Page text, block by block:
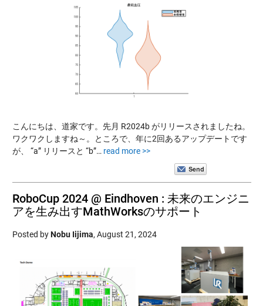
こんにちは、道家です。先月 R2024b がリリースされましたね。
ワクワクしますね～。ところで、年に2回あるアップデートです
が、 “a” リリースと “b”… read more >>
RoboCup 2024 @ Eindhoven : 未来のエンジニ
アを生み出すMathWorksのサポート
Posted byNobu Iijima, August 21, 2024